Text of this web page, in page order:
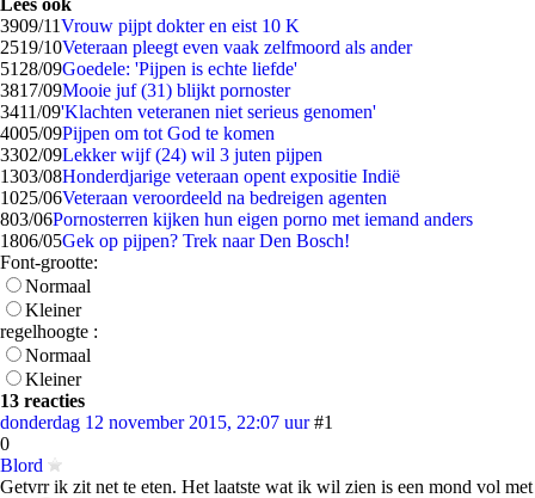
Lees ook
3909/11Vrouw pijpt dokter en eist 10 K
2519/10Veteraan pleegt even vaak zelfmoord als ander
51 28/09Goedele: 'Pijpen is echte liefde'
3817/09Mooie juf (31) blijkt pornoster
3411/09'Klachten veteranen niet serieus genomen'
4005/09Pijpen om tot God te komen
3302/09Lekker wijf (24) wil 3 juten pijpen
1303/08Honderdjarige veteraan opent expositie Indië
1025/06Veteraan veroordeeld na bedreigen agenten
803/06Pornosterren kijken hun eigen porno met iemand anders
1806/05Gek op pijpen? Trek naar Den Bosch!
Font-grootte:
Normaal
Kleiner
regelhoogte :
Normaal
Kleiner
13 reacties
donderdag 12 november 2015, 22:07 uur #1
0
Blord
Getvrr ik zit net te eten. Het laatste wat ik wil zien is een mond vol met